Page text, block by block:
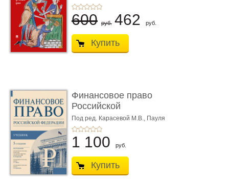
600 руб. 462 руб.
Купить
Финансовое право
Российской
Федерации. 5-е изд�
...
Под ред. Карасевой М.В., Пауля
А.Г., Красюкова А.В.
1 100 руб.
Купить